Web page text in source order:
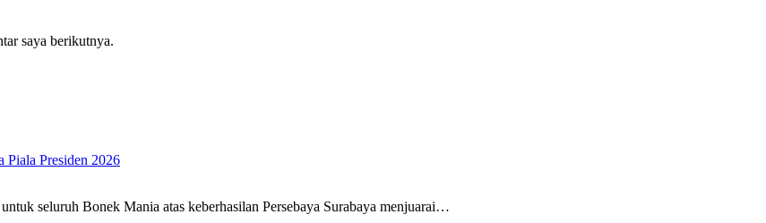
saya berikutnya.
Piala Presiden 2026
seluruh Bonek Mania atas keberhasilan Persebaya Surabaya menjuarai…